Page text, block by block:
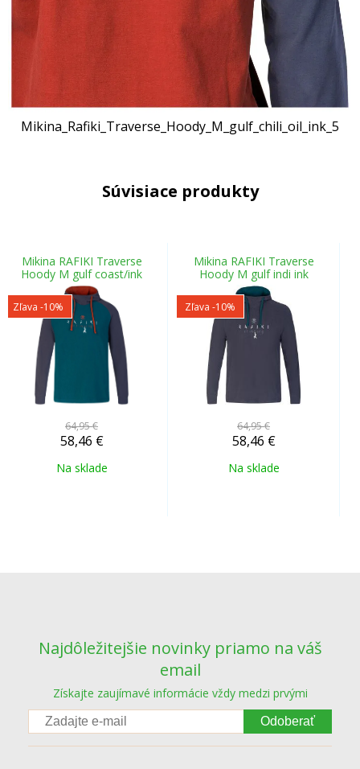
Mikina_Rafiki_Traverse_Hoody_M_gulf_chili_oil_ink_5
Súvisiace produkty
Mikina RAFIKI Traverse
Hoody M gulf coast/ink
Zľava -10%
64,95 €
58,46 €
Na sklade
Mikina RAFIKI Traverse
Hoody M gulf indi ink
Zľava -10%
64,95 €
58,46 €
Na sklade
Najdôležitejšie novinky priamo na váš
email
Získajte zaujímavé informácie vždy medzi prvými
Odoberať